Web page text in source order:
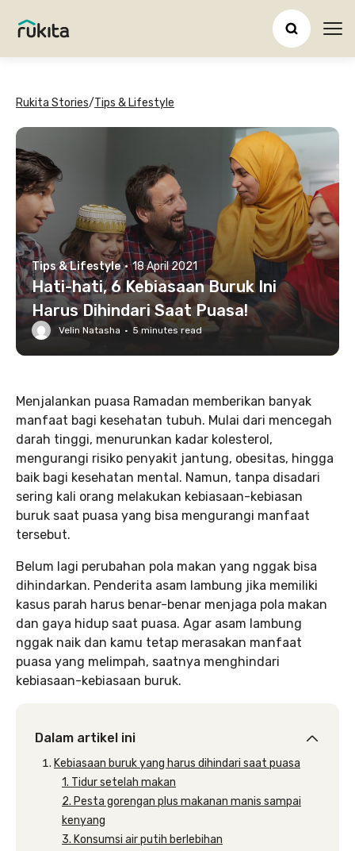
Rukita Stories/Tips & Lifestyle
Tips & Lifestyle · 18 April 2021
Hati-hati, 6 Kebiasaan Buruk Ini
Harus Dihindari Saat Puasa!
Velin Natasha · 5minutes read
Menjalankan puasa Ramadan memberikan banyak
manfaat bagi kesehatan tubuh. Mulai dari mencegah
darah tinggi, menurunkan kadar kolesterol,
mengurangi risiko penyakit jantung, obesitas, hingga
baik bagi kesehatan mental. Namun, tanpa disadari
sering kali orang melakukan kebiasaan-kebiasan
buruk saat puasa yang bisa mengurangi manfaat
tersebut.
Belum lagi perubahan pola makan yang nggak bisa
dihindarkan. Penderita asam lambung jika memiliki
kasus parah harus benar-benar menjaga pola makan
dan gaya hidup saat puasa. Agar asam lambung
nggak naik dan kamu tetap merasakan manfaat
puasa yang melimpah, saatnya menghindari
kebiasaan-kebiasaan buruk.
Dalam artikel ini
Kebiasaan buruk yang harus dihindari saat puasa
1. Tidur setelah makan
2. Pesta gorengan plus makanan manis sampai
kenyang
3. Konsumsi air putih berlebihan